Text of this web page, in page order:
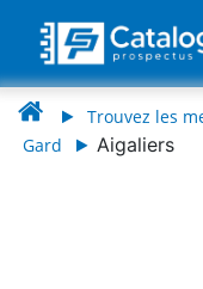
Trouvez les
Gard
Aigaliers